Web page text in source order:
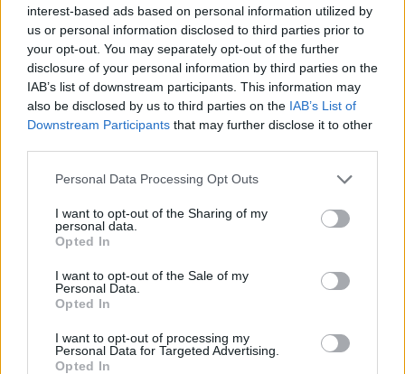
interest-based ads based on personal information utilized by
us or personal information disclosed to third parties prior to
your opt-out. You may separately opt-out of the further
disclosure of your personal information by third parties on the
IAB’s list of downstream participants. This information may
also be disclosed by us to third parties on the IAB’s List of
Downstream Participants that may further disclose it to other
Personal Data Processing Opt Outs
I want to opt-out of the Sharing of my
personal data.
Opted In
I want to opt-out of the Sale of my
Personal Data.
Opted In
I want to opt-out of processing my
Personal Data for Targeted Advertising.
Opted In
Θέσεις εργασίας
Θέσεις Εργασίας ανά Ειδικότητα
Κέντρο Βοήθειας
Υπηρεσίες υποψηφίων